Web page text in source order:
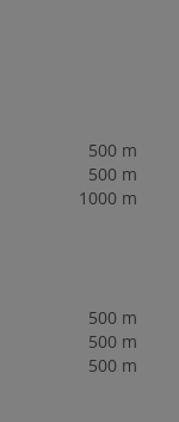
500 m
500 m
1000 m
500 m
500 m
500 m